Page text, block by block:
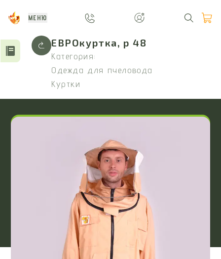
МЕНЮ
ЕВРОкуртка, р 48
Категория:
Одежда для пчеловода
Куртки